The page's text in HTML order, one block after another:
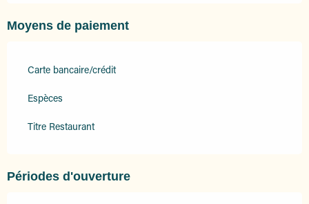
Moyens de paiement
Carte bancaire/crédit
Espèces
Titre Restaurant
Périodes d'ouverture